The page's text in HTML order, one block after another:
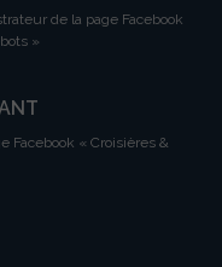
de la page Facebook
»
Facebook « Croisières &